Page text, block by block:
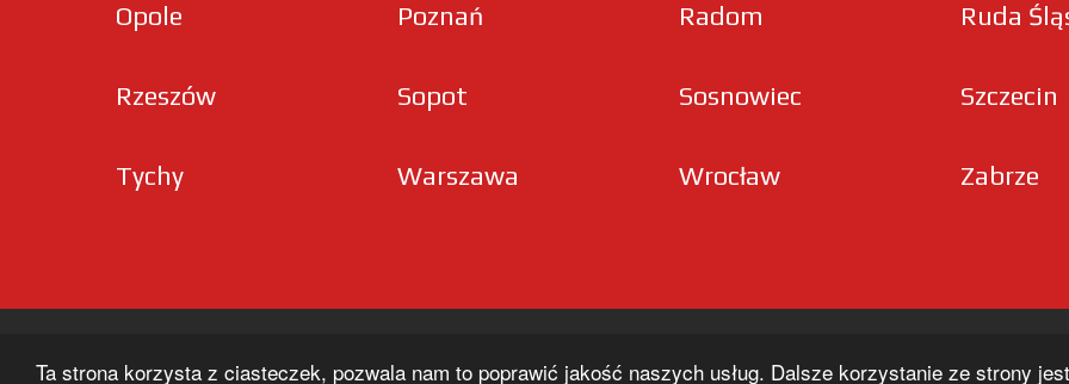
Ta strona korzysta z ciasteczek, pozwala nam to poprawić jakość naszych usług. Dalsze korzystanie ze strony
Opole Poznań Radom Ruda
Rzeszów Sopot Sosnowiec Szczecin
Tychy Warszawa Wrocław Zabrze